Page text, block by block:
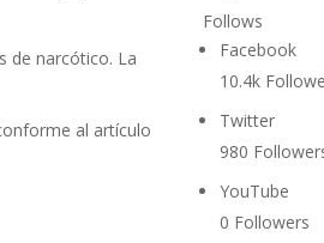
de narcótico. La
al artículo
Follows
Facebook
10.4k
Twitter
980
YouTube
0 Followers